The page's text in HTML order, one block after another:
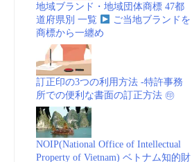
地域ブランド・地域団体商標 47都
道府県別 一覧
ご当地ブランドを
商標から一纏め
訂正印の3つの利用方法 -特許事務
所での便利な書面の訂正方法 ㊞
NOIP(National Office of Intellectual
Property of Vietnam) ベトナム知的財